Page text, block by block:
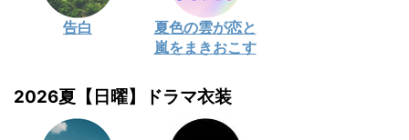
告白
夏色の雲が恋と
嵐をまきおこす
2026夏【日曜】ドラマ衣装